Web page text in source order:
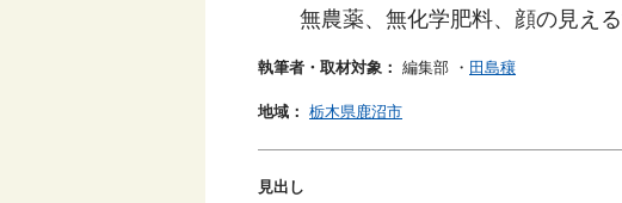
無農薬、無化学肥料、顔の見え
執筆者・取材対象： 編集部 ・ 田島穰
地域： 栃木県鹿沼市
見出し